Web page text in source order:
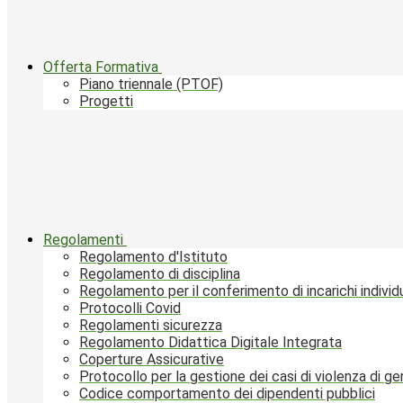
Offerta Formativa
Piano triennale (PTOF)
Progetti
Regolamenti
Regolamento d'Istituto
Regolamento di disciplina
Regolamento per il conferimento di incarichi
Protocolli Covid
Regolamenti sicurezza
Regolamento Didattica Digitale Integrata
Coperture Assicurative
Protocollo per la gestione dei casi di violenza di
Codice comportamento dei dipendenti pubblici